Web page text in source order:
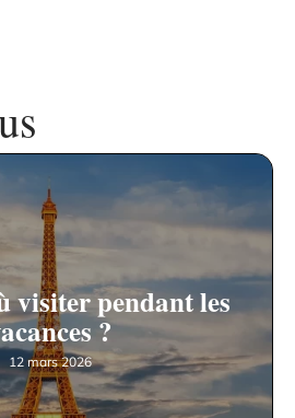
visiter pendant les
?
12 mars 2026